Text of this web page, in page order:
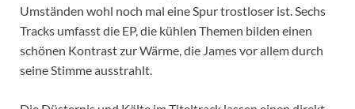
Umständen wohl noch mal eine Spur trostloser ist. Sechs
Tracks umfasst die EP, die kühlen Themen bilden einen
schönen Kontrast zur Wärme, die James vor allem durch
seine Stimme ausstrahlt.